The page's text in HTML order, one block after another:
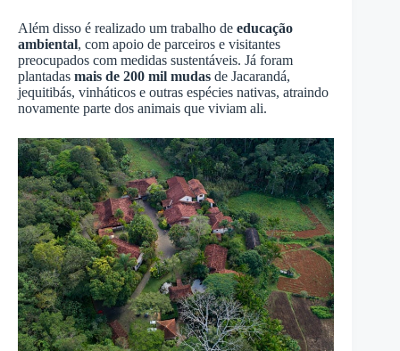
Além disso é realizado um trabalho de educação
ambiental, com apoio de parceiros e visitantes
preocupados com medidas sustentáveis. Já foram
plantadas mais de 200 mil mudas de Jacarandá,
jequitibás, vinháticos e outras espécies nativas, atraindo
novamente parte dos animais que viviam ali.